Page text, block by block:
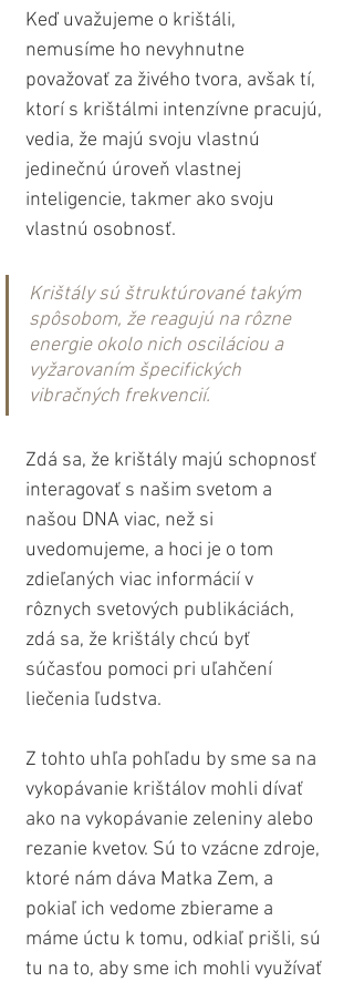
Keď uvažujeme o krištáli,
nemusíme ho nevyhnutne
považovať za živého tvora, avšak tí,
ktorí s krištálmi intenzívne pracujú,
vedia, že majú svoju vlastnú
jedinečnú úroveň vlastnej
inteligencie, takmer ako svoju
vlastnú osobnosť.
Krištály sú štruktúrované takým
spôsobom, že reagujú na rôzne
energie okolo nich osciláciou a
vyžarovaním špecifických
vibračných frekvencií.
Zdá sa, že krištály majú schopnosť
interagovať s našim svetom a
našou DNA viac, než si
uvedomujeme, a hoci je o tom
zdieľaných viac informácií v
rôznych svetových publikáciách,
zdá sa, že krištály chcú byť
súčasťou pomoci pri uľahčení
liečenia ľudstva.
Z tohto uhľa pohľadu by sme sa na
vykopávanie krištálov mohli dívať
ako na vykopávanie zeleniny alebo
rezanie kvetov. Sú to vzácne zdroje,
ktoré nám dáva Matka Zem, a
pokiaľ ich vedome zbierame a
máme úctu k tomu, odkiaľ prišli, sú
tu na to, aby sme ich mohli využívať